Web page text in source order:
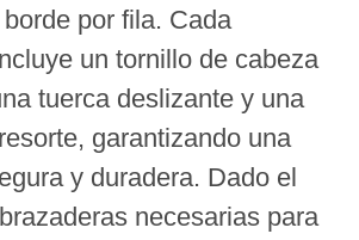
por fila. Cada
un tornillo de cabeza
tuerca deslizante y una
garantizando una
y duradera. Dado el
necesarias para